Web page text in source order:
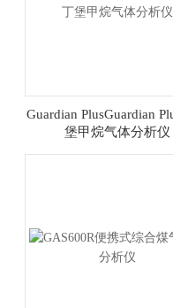
Guardian PlusGuardian
堡甲烷气体分析仪